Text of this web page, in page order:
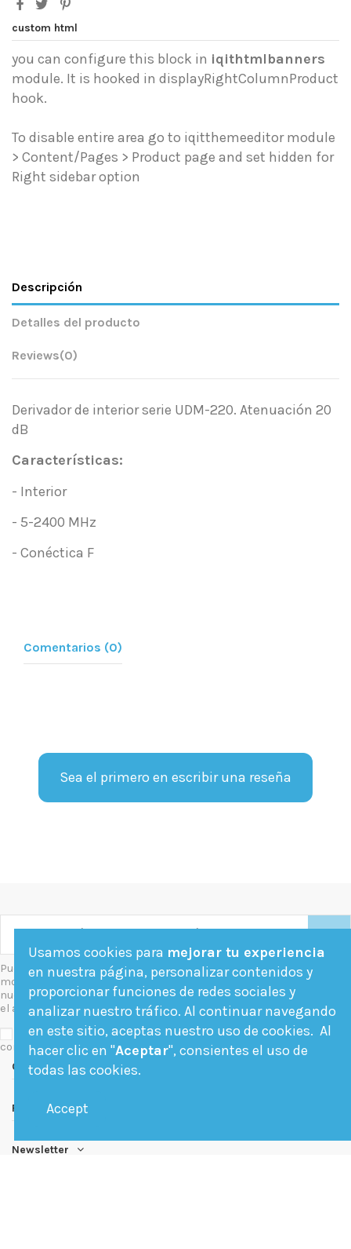
custom html
you can configure this block in iqithtmlbanners
module. It is hooked in displayRightColumnProduct
hook.
To disable entire area go to iqitthemeeditor module
> Content/Pages > Product page and set hidden for
Right sidebar option
Descripción
Detalles del producto
Reviews(0)
Derivador de interior serie UDM-220. Atenuación 20
dB
Características:
- Interior
- 5-2400 MHz
- Conéctica F
Comentarios (0)
Sea el primero en escribir una reseña
Puede darse de baja en cualquier
momento. Para ello, consulte
nuestra información de contacto en
el aviso legal.
Acepto las condiciones generales y la política de
confidencialidad
Contact us
Follow us
Newsletter
Usamos cookies para mejorar tu experiencia
en nuestra página, personalizar contenidos y
proporcionar funciones de redes sociales y
analizar nuestro tráfico. Al continuar navegando
en este sitio, aceptas nuestro uso de cookies. Al
hacer clic en "Aceptar", consientes el uso de
todas las cookies.
Accept